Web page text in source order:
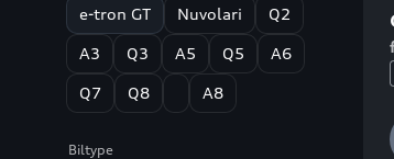
e-tron GT Nuvolari Q2
A3 Q3 A5 Q5 A6
Q7 Q8 A8
Biltype